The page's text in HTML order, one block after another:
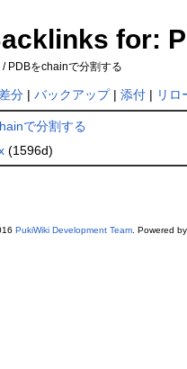
for:
/ PDBをchainで分割する
差分| バックアップ| 添付| リロ
で分割する
(1596d)
PukiWiki Development Team. Powered